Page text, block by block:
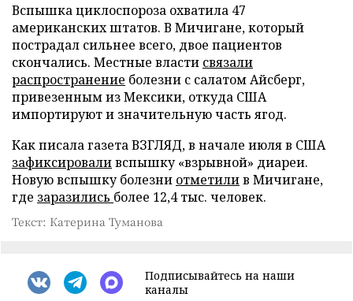
Вспышка циклоспороза охватила 47
американских штатов. В Мичигане, который
пострадал сильнее всего, двое пациентов
скончались. Местные власти связали
распространение болезни с салатом Айсберг,
привезенным из Мексики, откуда США
импортируют и значительную часть ягод.
Как писала газета ВЗГЛЯД, в начале июля в США
зафиксироваливспышку «взрывной» диареи.
Новую вспышку болезни отметилив Мичигане,
где заразились более 12,4 тыс. человек.
Текст: Катерина Туманова
Подписывайтесь на наши
каналы